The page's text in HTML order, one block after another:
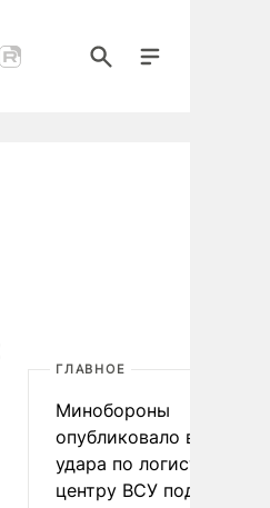
ГЛАВНОЕ
Минобороны
опубликовало видео
удара по
центру ВСУ под Киевом